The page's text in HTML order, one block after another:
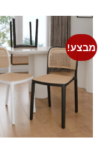
מבצע!